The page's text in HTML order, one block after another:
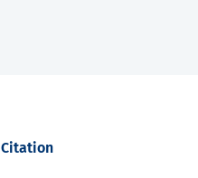
Citation